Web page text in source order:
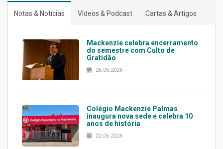
Notas & Notícias Vídeos & Podcast Cartas & Artigos
Mackenzie celebra encerramento
do semestre com Culto de
Gratidão
26.06.2026
Colégio Mackenzie Palmas
inaugura nova sede e celebra 10
anos de história
22.06.2026